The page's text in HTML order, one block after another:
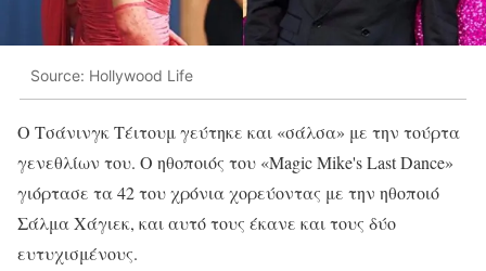
Source: Hollywood Life
Ο Τσάνινγκ Τέιτουμ γεύτηκε και «σάλσα» με την τούρτα
γενεθλίων του. Ο ηθοποιός του «Magic Mike's Last Dance»
γιόρτασε τα 42 του χρόνια χορεύοντας με την ηθοποιό
Σάλμα Χάγιεκ, και αυτό τους έκανε και τους δύο
ευτυχισμένους.